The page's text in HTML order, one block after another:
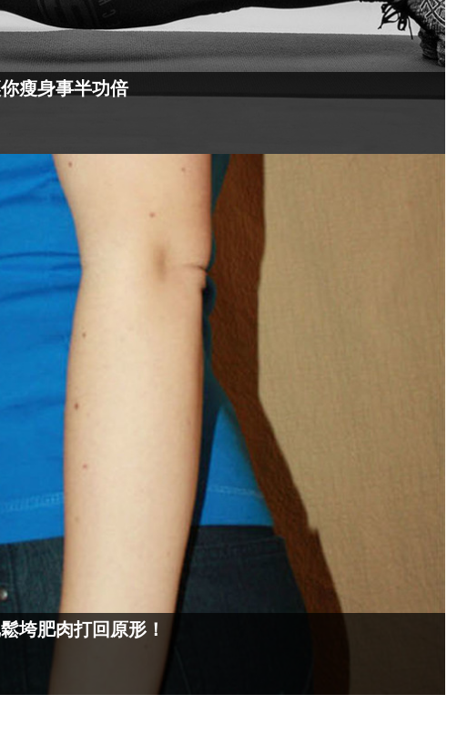
瘦身事半功倍
垮肥肉打回原形！